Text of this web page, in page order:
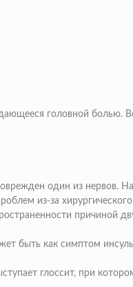
головной болью.
один из нервов.
из-за
причиной
быть как симптом
глоссит, при